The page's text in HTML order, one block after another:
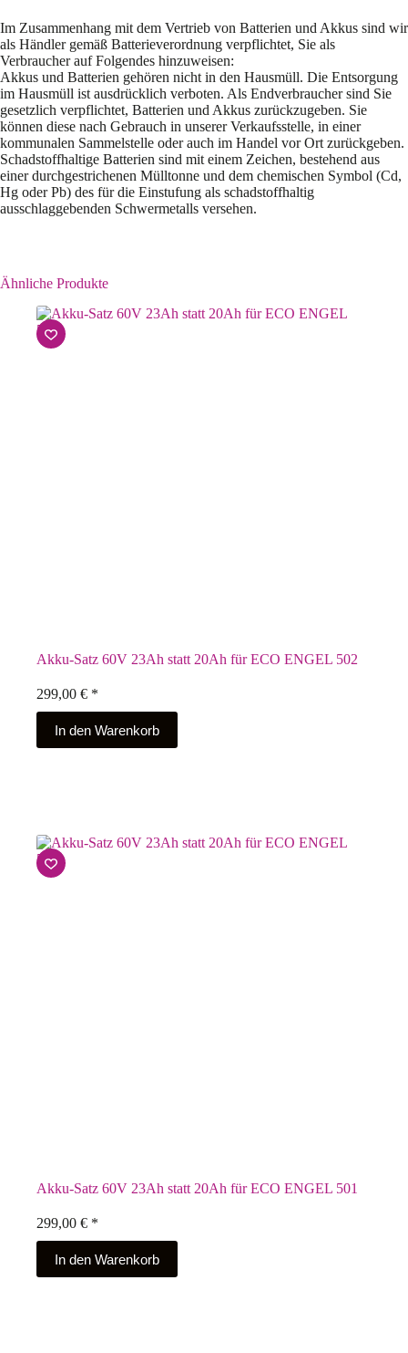
Im Zusammenhang mit dem Vertrieb von Batterien und Akkus sind wir
als Händler gemäß Batterieverordnung verpflichtet, Sie als
Verbraucher auf Folgendes hinzuweisen:
Akkus und Batterien gehören nicht in den Hausmüll. Die Entsorgung
im Hausmüll ist ausdrücklich verboten. Als Endverbraucher sind Sie
gesetzlich verpflichtet, Batterien und Akkus zurückzugeben. Sie
können diese nach Gebrauch in unserer Verkaufsstelle, in einer
kommunalen Sammelstelle oder auch im Handel vor Ort zurückgeben.
Schadstoffhaltige Batterien sind mit einem Zeichen, bestehend aus
einer durchgestrichenen Mülltonne und dem chemischen Symbol (Cd,
Hg oder Pb) des für die Einstufung als schadstoffhaltig
ausschlaggebenden Schwermetalls versehen.
Ähnliche Produkte
Akku-Satz 60V 23Ah statt 20Ah für ECO ENGEL 502
299,00 € *
In den Warenkorb
Akku-Satz 60V 23Ah statt 20Ah für ECO ENGEL 501
299,00 € *
In den Warenkorb